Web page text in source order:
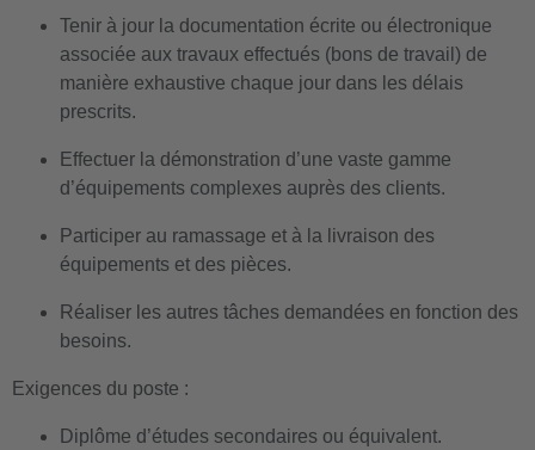
Tenir à jour la documentation écrite ou électronique
associée aux travaux effectués (bons de travail) de
manière exhaustive chaque jour dans les délais
prescrits.
Effectuer la démonstration d’une vaste gamme
d’équipements complexes auprès des clients.
Participer au ramassage et à la livraison des
équipements et des pièces.
Réaliser les autres tâches demandées en fonction des
besoins.
Exigences du poste :
Diplôme d’études secondaires ou équivalent.